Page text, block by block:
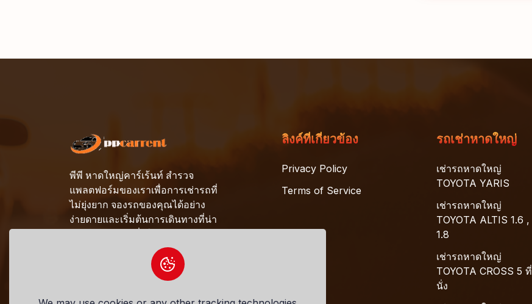
พีพี หาดใหญ่คาร์เร้นท์ สำรวจ
แพลตฟอร์มของเราเพื่อการเช่ารถที่
ไม่ยุ่งยาก จองรถของคุณได้อย่าง
ง่ายดายและเริ่มต้นการเดินทางที่น่า
ลิงค์ที่เกี่ยวข้อง
Privacy Policy
Terms of Service
รถเช่าหาดใหญ่
เช่ารถหาดใหญ่
TOYOTA YARIS
เช่ารถหาดใหญ่
TOYOTA ALTIS 1.6 ,
1.8
เช่ารถหาดใหญ่
TOYOTA CROSS 5 ที่
นั่ง